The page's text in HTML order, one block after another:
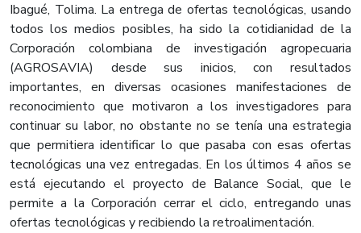
Ibagué, Tolima. La entrega de ofertas tecnológicas, usando
todos los medios posibles, ha sido la cotidianidad de la
Corporación colombiana de investigación agropecuaria
(AGROSAVIA) desde sus inicios, con resultados
importantes, en diversas ocasiones manifestaciones de
reconocimiento que motivaron a los investigadores para
continuar su labor, no obstante no se tenía una estrategia
que permitiera identificar lo que pasaba con esas ofertas
tecnológicas una vez entregadas. En los últimos 4 años se
está ejecutando el proyecto de Balance Social, que le
permite a la Corporación cerrar el ciclo, entregando unas
ofertas tecnológicas y recibiendo la retroalimentación.